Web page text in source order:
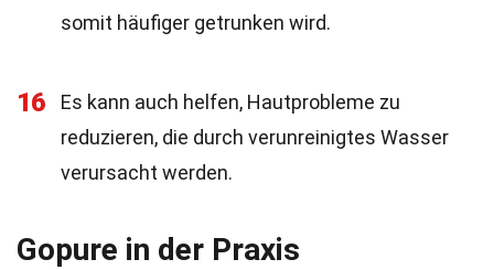
somit häufiger getrunken wird.
16
Es kann auch helfen, Hautprobleme zu
reduzieren, die durch verunreinigtes Wasser
verursacht werden.
Gopure in der Praxis